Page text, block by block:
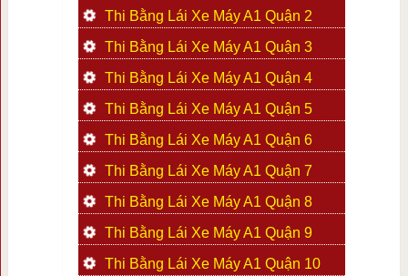
Thi Bằng Lái Xe Máy A1 Quận 2
Thi Bằng Lái Xe Máy A1 Quận 3
Thi Bằng Lái Xe Máy A1 Quận 4
Thi Bằng Lái Xe Máy A1 Quận 5
Thi Bằng Lái Xe Máy A1 Quận 6
Thi Bằng Lái Xe Máy A1 Quận 7
Thi Bằng Lái Xe Máy A1 Quận 8
Thi Bằng Lái Xe Máy A1 Quận 9
Thi Bằng Lái Xe Máy A1 Quận 10